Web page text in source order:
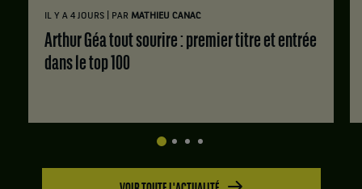
IL Y A 4 JOURS PAR MATHIEU CANAC
Arthur Géa tout sourire : premier titre et entrée
dans le top 100